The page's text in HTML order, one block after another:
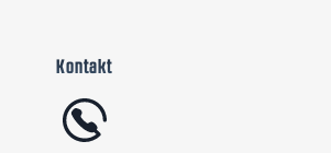
Kontakt